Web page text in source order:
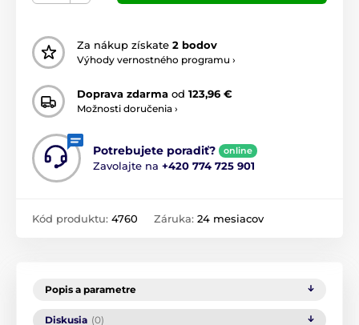
Za nákup získate 2 bodov
Výhody vernostného programu ›
Doprava zdarma od 123,96 €
Možnosti doručenia ›
Potrebujete poradiť? online
Zavolajte na +420 774 725 901
Kód produktu: 4760 Záruka: 24 mesiacov
Popis a parametre
Diskusia (0)